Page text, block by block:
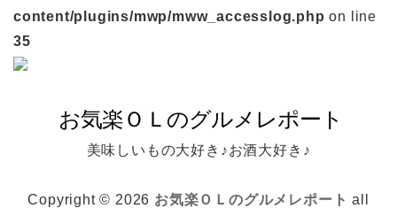
content/plugins/mwp/mww_accesslog.php on line
35
美味しいもの大好き♪お酒大好き♪
Copyright © 2026 お気楽ＯＬのグルメレポート all